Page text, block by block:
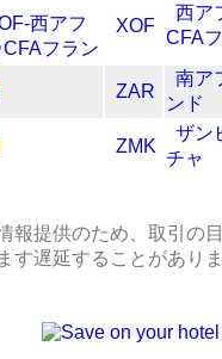
XOF
西ア
CFA
ZAR
南ア
ンド
ZMK
ザン
チャ
報提供のため、取引の
す遅延することがあり